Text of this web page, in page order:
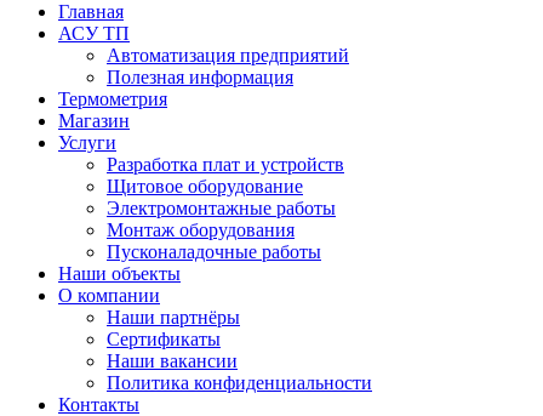
Главная
АСУ ТП
Автоматизация предприятий
Полезная информация
Термометрия
Магазин
Услуги
Разработка плат и устройств
Щитовое оборудование
Электромонтажные работы
Монтаж оборудования
Пусконаладочные работы
Наши объекты
О компании
Наши партнёры
Сертификаты
Наши вакансии
Политика конфиденциальности
Контакты